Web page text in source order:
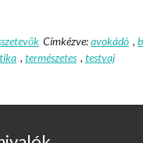
Címkézve:avokádó ,
, természetes , testvaj